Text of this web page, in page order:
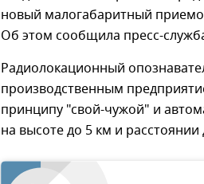
новый малогабаритный
Об этом сообщила пресс-
Радиолокационный
производственным
принципу "свой-чужой" и
на высоте до 5 км и